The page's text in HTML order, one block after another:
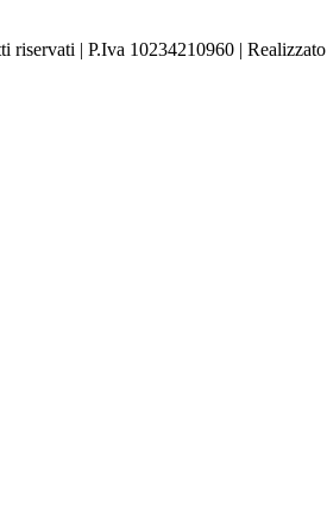
| P.Iva 10234210960 | Realizzato